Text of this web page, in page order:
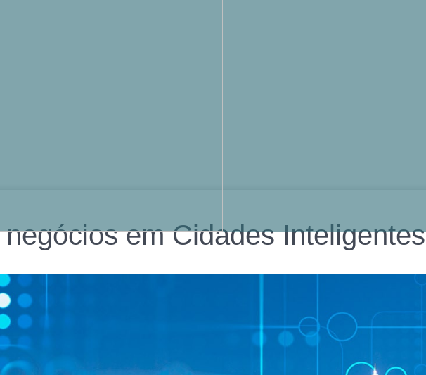
em Cidades Inteligentes